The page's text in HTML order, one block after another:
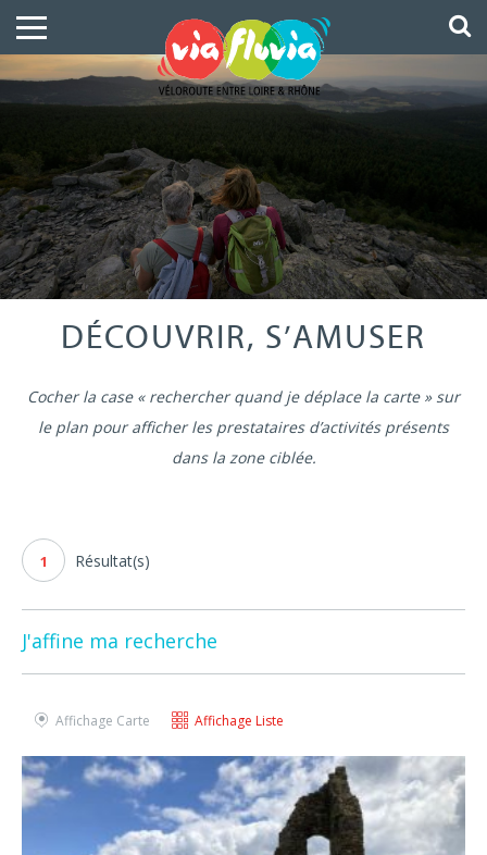
DÉCOUVRIR, S’AMUSER
Cocher la case « rechercher quand je déplace la carte » sur
le plan pour afficher les prestataires d’activités présents
dans la zone ciblée.
1 Résultat(s)
J'affine ma recherche
Affichage Carte Affichage Liste